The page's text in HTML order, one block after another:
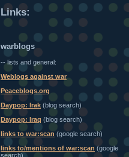
Links:
warblogs
-- lists and general:
Weblogs against war
Peaceblogs.org
Daypop: Irak (blog search)
Daypop: Iraq (blog search)
links to war:scan (google search)
links to/mentions of war:scan (google
search)